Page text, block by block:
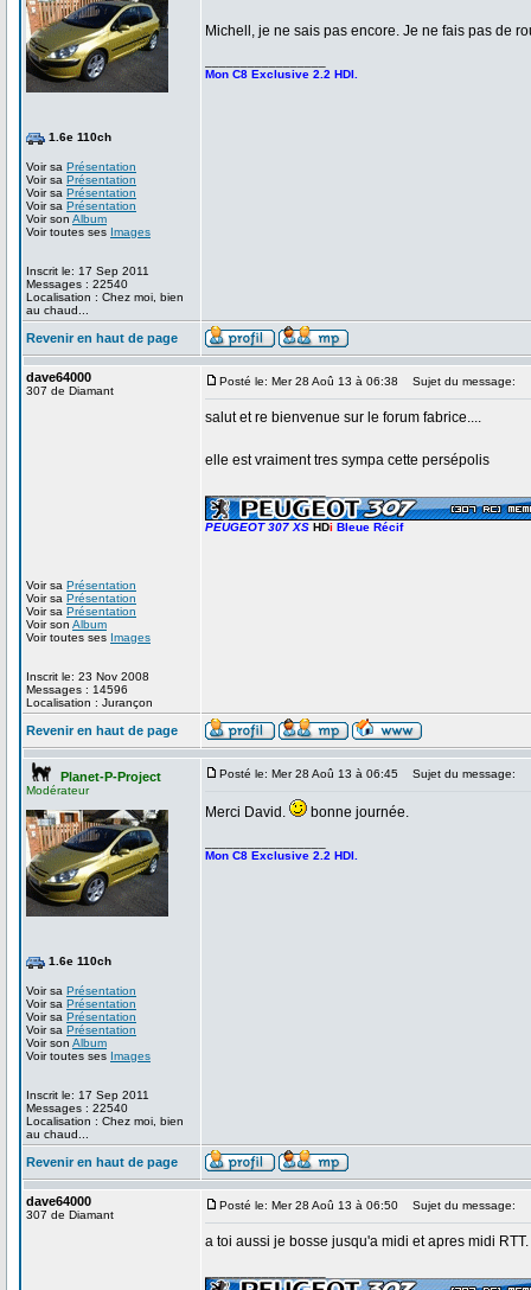
1.6e 110ch
Voir sa Présentation
Voir sa Présentation
Voir sa Présentation
Voir sa Présentation
Voir son Album
Voir toutes ses Images
Inscrit le: 17 Sep 2011
Messages : 22540
Localisation : Chez moi, bien
au chaud...
Michell, je ne sais pas encore. Je ne fais pas de
Mon C8 Exclusive 2.2 HDI.
Revenir en haut de page
dave64000
307 de Diamant
Voir sa Présentation
Voir sa Présentation
Voir sa Présentation
Voir son Album
Voir toutes ses Images
Inscrit le: 23 Nov 2008
Messages : 14596
Localisation : Jurançon
Posté le: Mer 28 Aoû 13 à 06:38 Sujet du message:
salut et re bienvenue sur le forum fabrice....
elle est vraiment tres sympa cette persépolis
PEUGEOT 307 XS HDi Bleue Récif
Revenir en haut de page
Planet-P-Project
Modérateur
1.6e 110ch
Voir sa Présentation
Voir sa Présentation
Voir sa Présentation
Voir sa Présentation
Voir son Album
Voir toutes ses Images
Inscrit le: 17 Sep 2011
Messages : 22540
Localisation : Chez moi, bien
au chaud...
Posté le: Mer 28 Aoû 13 à 06:45 Sujet du message:
Merci David. bonne journée.
Mon C8 Exclusive 2.2 HDI.
Revenir en haut de page
dave64000
307 de Diamant
Posté le: Mer 28 Aoû 13 à 06:50 Sujet du message:
a toi aussi je bosse jusqu'a midi et apres midi RTT.